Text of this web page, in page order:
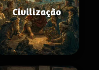
Civilização